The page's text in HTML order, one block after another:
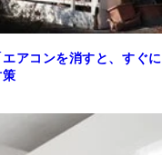
アコンを消すと、すぐに
策